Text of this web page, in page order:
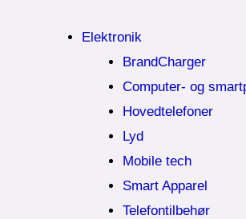
Elektronik
BrandCharger
Computer- og
Hovedtelefoner
Lyd
Mobile tech
Smart Apparel
Telefontilbehør